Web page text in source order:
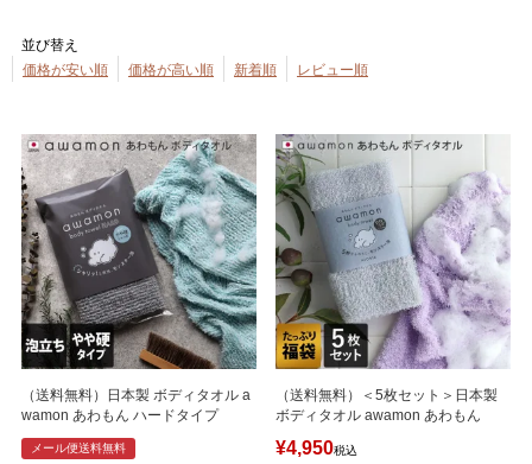
並び替え
価格が安い順
価格が高い順 新着順 レビュー順
（送料無料）日本製 ボディタオル a
wamon あわもん ハードタイプ
メール便送料無料
（送料無料）＜5枚セット＞日本製
ボディタオル awamon あわもん
¥4,950税込